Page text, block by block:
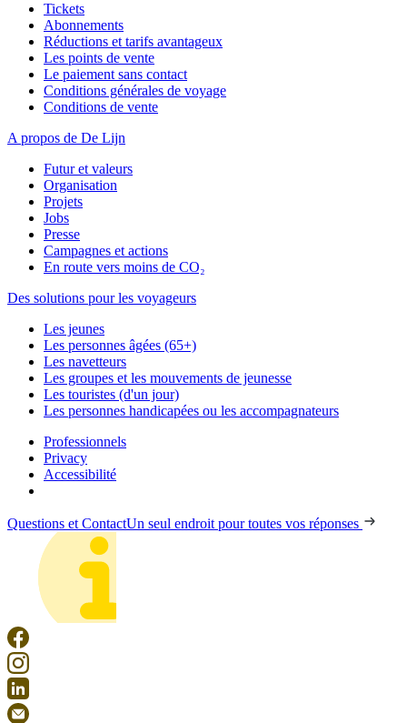
Tickets
Abonnements
Réductions et tarifs avantageux
Les points de vente
Le paiement sans contact
Conditions générales de voyage
Conditions de vente
A propos de De Lijn
Futur et valeurs
Organisation
Projets
Jobs
Presse
Campagnes et actions
En route vers moins de CO₂
Des solutions pour les voyageurs
Les jeunes
Les personnes âgées (65+)
Les navetteurs
Les groupes et les mouvements de jeunesse
Les touristes (d'un jour)
Les personnes handicapées ou les accompagnateurs
Professionnels
Privacy
Accessibilité
Questions et ContactUn seul endroit pour toutes vos réponses